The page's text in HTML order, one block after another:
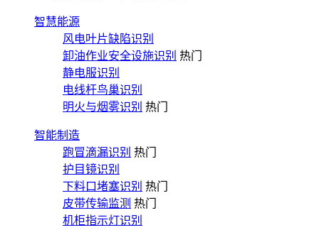
智慧能源
风电叶片缺陷识别
卸油作业安全设施识别 热门
静电服识别
电线杆鸟巢识别
明火与烟雾识别 热门
智能制造
跑冒滴漏识别 热门
护目镜识别
下料口堵塞识别 热门
皮带传输监测 热门
机柜指示灯识别